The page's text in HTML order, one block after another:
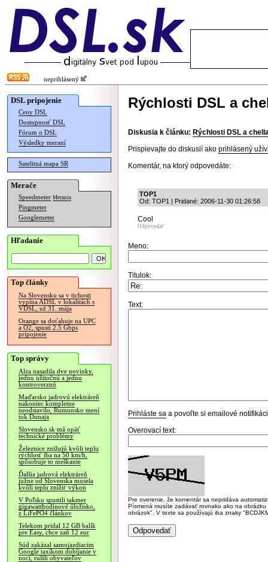
neprihlásený
DSL pripojenie
Ceny DSL
Dostupnosť DSL
Fórum o DSL
Výsledky meraní
Satelitná mapa SR
Merače
Speedmeter Merania
Pingmeter
Googlemeter
Hľadanie
Top články
Na Slovensku sa v tichosti
vypína ADSL v lokalitách s
VDSL, už 31. mája
Orange sa doťahuje na UPC
a O2, spustí 2.5 Gbps
pripojenie
Top správy
Alza nasadila dve novinky,
jednu užitočnú a jednu
kontroverznú
Maďarsko jadrovú elektráreň
nakoniec kompletne
neodstavilo, Rumunsko mení
tok Dunaja
Slovensko.sk má opäť
technické problémy
Železnice znižujú kvôli teplu
rýchlosť iba na 50 km/h,
spôsobuje to meškanie
Ďalšia jadrová elektráreň
južne od Slovenska musela
kvôli teplu znížiť výkon
V Poľsku spustili takmer
gigawatthodinové úložisko,
z LiFePO4 článkov
Telekom pridal 12 GB balík
pre Easy, chce zaň 12 eur
Súd zakázal samojazdiacim
Google taxíkom dobíjanie v
noci, rušili obyvateľov
Rýchlosti DSL a
Diskusia k článku: Rýchlosti DSL a
Prispievajte do diskusií ako prihlásený
Komentár, na ktorý odpovedáte:
TOP1
Od: TOP1 | Pridané: 2006-11-30 01:26:58
Cool
Odpovedať
Meno:
Titulok:
Text:
Prihláste sa a povoľte si emailové
Overovací text:
Pre overenie, že komentár sa nepridáva
Písmená musíte zadávať rovnako ako na
obrázok". V texte sa používajú iba znaky